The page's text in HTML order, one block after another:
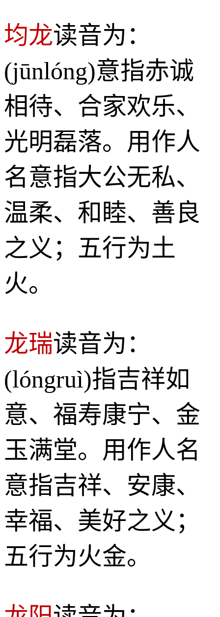
均龙读音为：
(jūnlóng)意指赤诚
相待、合家欢乐、
光明磊落。用作人
名意指大公无私、
温柔、和睦、善良
之义；五行为土
火。
龙瑞读音为：
(lóngruì)指吉祥如
意、福寿康宁、金
玉满堂。用作人名
意指吉祥、安康、
幸福、美好之义；
五行为火金。